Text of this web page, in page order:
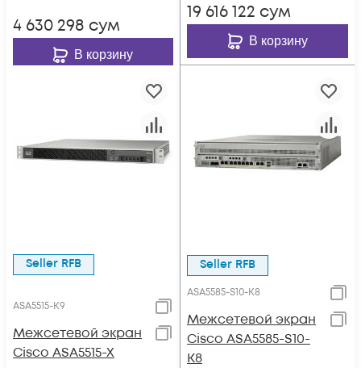
4 630 298 сум
В корзину
19 616 122 сум
В корзину
Seller RFB
ASA5515-K9
Межсетевой экран
Cisco ASA5515-X
Seller RFB
ASA5585-S10-K8
Межсетевой экран
Cisco ASA5585-S10-
K8